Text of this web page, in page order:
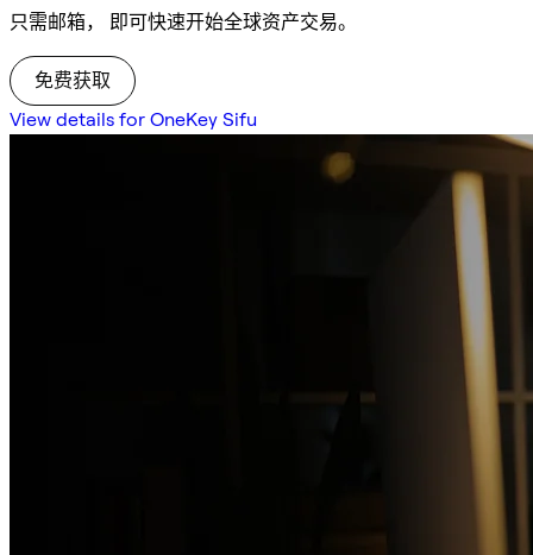
只需邮箱， 即可快速开始全球资产交易。
免费获取
View details for OneKey Sifu